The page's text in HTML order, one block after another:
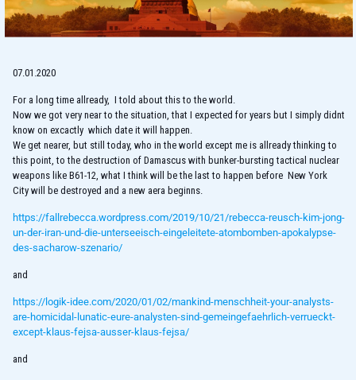
07.01.2020
For a long time allready, I told about this to the world.
Now we got very near to the situation, that I expected for years but I simply didnt
know on excactly which date it will happen.
We get nearer, but still today, who in the world except me is allready thinking to
this point, to the destruction of Damascus with bunker-bursting tactical nuclear
weapons like B61-12, what I think will be the last to happen before New York
City will be destroyed and a new aera beginns.
https://fallrebecca.wordpress.com/2019/10/21/rebecca-reusch-kim-jong-
un-der-iran-und-die-unterseeisch-eingeleitete-atombomben-apokalypse-
des-sacharow-szenario/
and
https://logik-idee.com/2020/01/02/mankind-menschheit-your-analysts-
are-homicidal-lunatic-eure-analysten-sind-gemeingefaehrlich-verrueckt-
except-klaus-fejsa-ausser-klaus-fejsa/
and